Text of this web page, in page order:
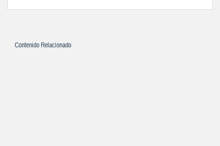
Contenido Relacionado